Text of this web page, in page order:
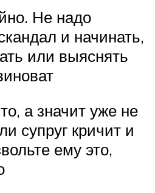
Не надо
и начинать,
или выяснять
а значит уже не
супруг кричит и
ему это,